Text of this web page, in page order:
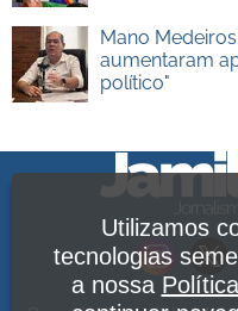
Mano
aumentaram
político"
Utilizamos
tecnologias
a nossa